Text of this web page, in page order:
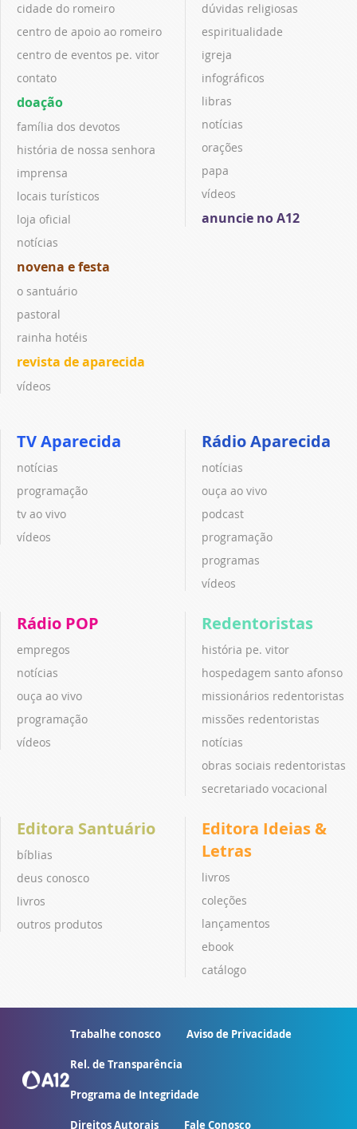
cidade do romeiro
centro de apoio ao romeiro
centro de eventos pe. vitor
contato
doação
família dos devotos
história de nossa senhora
imprensa
locais turísticos
loja oficial
notícias
novena e festa
o santuário
pastoral
rainha hotéis
revista de aparecida
vídeos
dúvidas religiosas
espiritualidade
igreja
infográficos
libras
notícias
orações
papa
vídeos
anuncie no A12
TV Aparecida
notícias
programação
tv ao vivo
vídeos
Rádio Aparecida
notícias
ouça ao vivo
podcast
programação
programas
vídeos
Rádio POP
empregos
notícias
ouça ao vivo
programação
vídeos
Redentoristas
história pe. vitor
hospedagem santo afonso
missionários redentoristas
missões redentoristas
notícias
obras sociais redentoristas
secretariado vocacional
Editora Santuário
bíblias
deus conosco
livros
outros produtos
Editora Ideias &
Letras
livros
coleções
lançamentos
ebook
catálogo
Trabalhe conosco Aviso de Privacidade
Rel. de Transparência
Programa de Integridade
Direitos Autorais Fale Conosco